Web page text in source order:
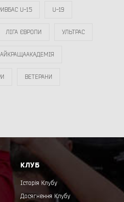
U-15 U-19
ЛІГА ЄВРОПИ УЛЬТРАС
ВЕТЕРАНИ
КЛУБ
Історія Клубу
Досягнення Клубу